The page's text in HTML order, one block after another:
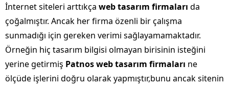
İnternet siteleri arttıkça web tasarım firmaları da
çoğalmıştır. Ancak her firma özenli bir çalışma
sunmadığı için gereken verimi sağlayamamaktadır.
Örneğin hiç tasarım bilgisi olmayan birisinin isteğini
yerine getirmiş Patnos web tasarım firmaları ne
ölçüde işlerini doğru olarak yapmıştır,bunu ancak sitenin